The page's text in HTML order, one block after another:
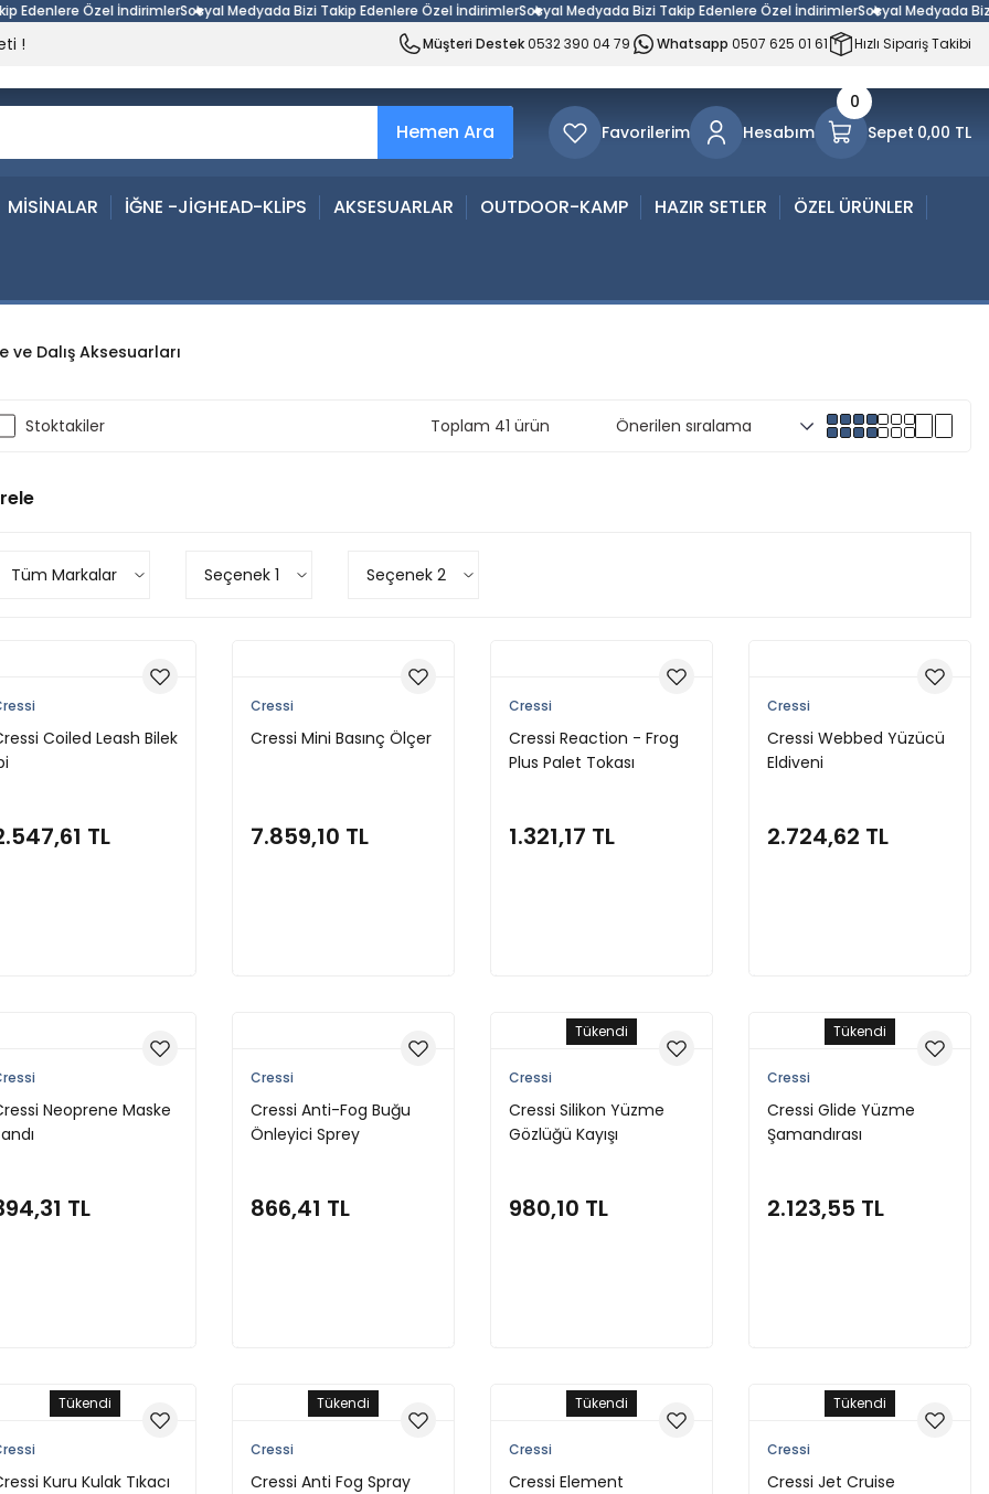
Özel İndirimlerSosyal Medyada Bizi Takip Edenlere Özel İndirimlerSosyal Medyada Bizi Takip Edenlere Özel İndirimlerSosyal Medyada Bizi Takip
! Müşteri Destek0532 390 04 79 Whatsapp 0507 625 01 61 Hızlı Sipariş Takibi
Hemen Ara Favorilerim Hesabım Sepet 0,00 TL
0
MİSİNALAR İĞNE -JİGHEAD-KLİPS AKSESUARLAR OUTDOOR-KAMP HAZIR SETLER ÖZEL ÜRÜNLER
ve Dalış Aksesuarları
Stoktakiler Toplam 41 ürün
Tüm Markalar Seçenek 1 Seçenek 2
Coiled Leash Bilek
TL
Cressi
Cressi Mini Basınç Ölçer
7.859,10 TL
Cressi
Cressi Reaction - Frog
Plus Palet Tokası
1.321,17 TL
Cressi
Cressi Webbed Yüzücü
Eldiveni
2.724,62 TL
Neoprene Maske
TL
Cressi
Cressi Anti-Fog Buğu
Önleyici Sprey
866,41 TL
Tükendi
Cressi
Cressi Silikon Yüzme
Gözlüğü Kayışı
980,10 TL
Tükendi
Cressi
Cressi Glide Yüzme
Şamandırası
2.123,55 TL
Tükendi
Kuru Kulak Tıkacı
Tükendi
Cressi
Cressi Anti Fog Spray
Tükendi
Cressi
Cressi Element
Tükendi
Cressi
Cressi Jet Cruise